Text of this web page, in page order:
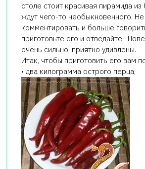
столе стоит красивая пирамида из
ждут чего-то необыкновенного. Не
комментировать и больше
приготовьте его и отведайте.
очень сильно, приятно удивлены.
Итак, чтобы приготовить его вам
• два килограмма острого перца,